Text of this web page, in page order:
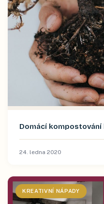
Domácí kompostování
24. ledna 2020
KREATIVNÍ NÁPADY